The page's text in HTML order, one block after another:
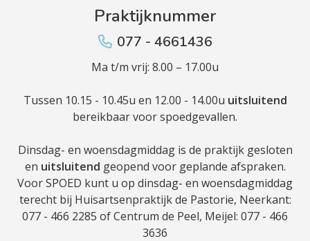
Praktijknummer
077 - 4661436
Ma t/m vrij: 8.00 – 17.00u
Tussen 10.15 - 10.45u en 12.00 - 14.00u uitsluitend
bereikbaar voor spoedgevallen.
Dinsdag- en woensdagmiddag is de praktijk gesloten
en uitsluitend geopend voor geplande afspraken.
Voor SPOED kunt u op dinsdag- en woensdagmiddag
terecht bij Huisartsenpraktijk de Pastorie, Neerkant:
077 - 466 2285 of Centrum de Peel, Meijel: 077 - 466
3636